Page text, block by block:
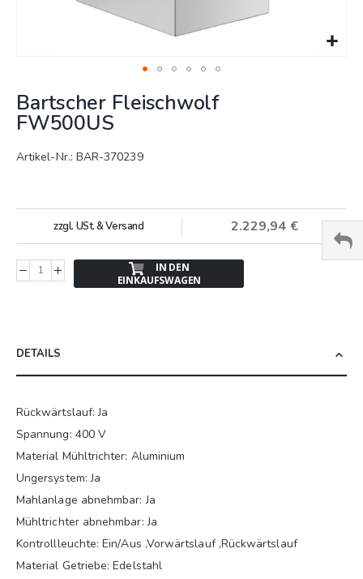
zum
Anfang
der
Bildergalerie
Bartscher Fleischwolf
FW500US
Artikel-Nr.: BAR-370239
2.229,94 €
zzgl. USt. & Versand
IN DEN
EINKAUFSWAGEN
DETAILS
Rückwärtslauf: Ja
Spannung: 400 V
Material Mühltrichter: Aluminium
Ungersystem: Ja
Mahlanlage abnehmbar: Ja
Mühltrichter abnehmbar: Ja
Kontrollleuchte: Ein/Aus ,Vorwärtslauf ,Rückwärtslauf
Material Getriebe: Edelstahl